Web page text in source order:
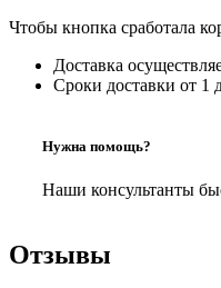
Чтобы кнопка сработала
Доставка
Сроки доставки от 1
Нужна помощь?
Наши консультанты
Отзывы